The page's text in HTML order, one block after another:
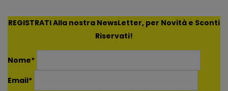
REGISTRATI Alla nostra NewsLetter, per Novità e Sconti
Riservati!
Nome*
Email*